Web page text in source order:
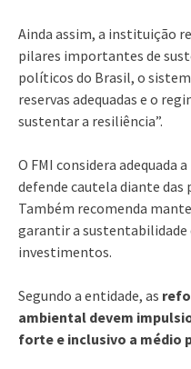
Ainda assim, a instituição
pilares importantes de
políticos do Brasil, o
reservas adequadas e o
sustentar a resiliência”.
O FMI considera adequada
defende cautela diante das
Também recomenda
garantir a sustentabilidade
investimentos.
Segundo a entidade, as
ambiental devem
forte e inclusivo a médio